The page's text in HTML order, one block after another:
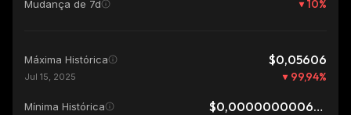
Mudança de 7d 10%
Máxima Histórica $0,05606
Jul 15, 2025 99,94%
Mínima Histórica $0,0000000006515